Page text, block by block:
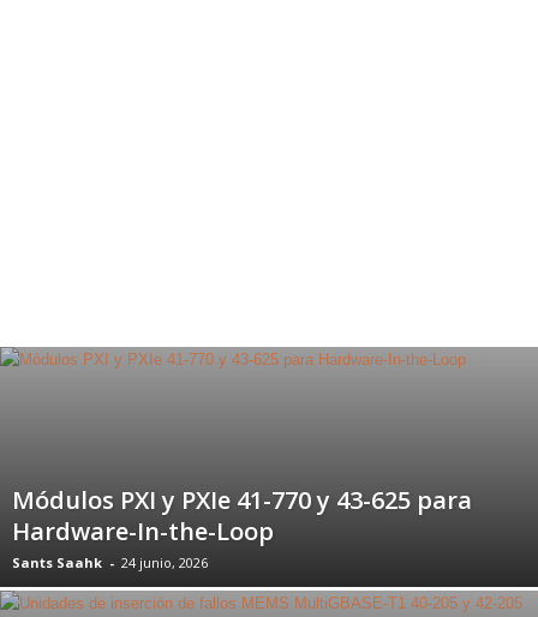
Módulos PXI y PXIe 41-770 y 43-625 para
Hardware-In-the-Loop
Sants Saahk - 24 junio, 2026